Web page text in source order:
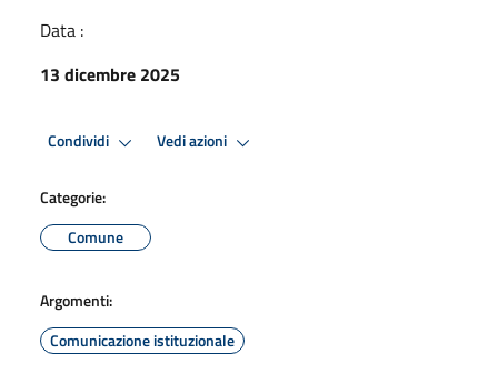
Data :
13 dicembre 2025
Condividi Vedi azioni
Categorie:
Comune
Argomenti:
Comunicazione istituzionale